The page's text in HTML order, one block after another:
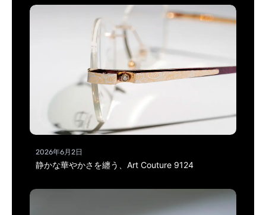
2026年6月2日
静かな華やかさを纏う、Art Couture 9124